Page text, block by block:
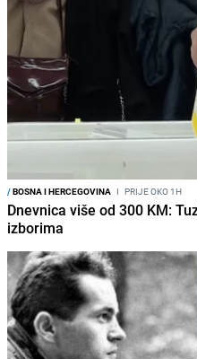
/BOSNA I HERCEGOVINA I PRIJE OKO 1H
Dnevnica više od 300 KM:
izborima